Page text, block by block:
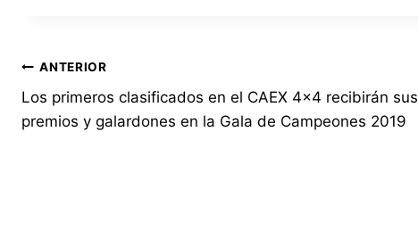
Navegación
de
ANTERIOR
Los primeros clasificados en el CAEX 4×4 recibirán sus
premios y galardones en la Gala de Campeones 2019